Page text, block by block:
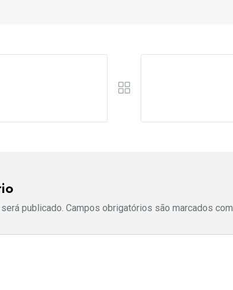
publicado. Campos obrigatórios são marcados com